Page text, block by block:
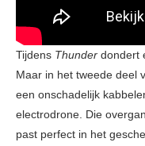
Tijdens Thunder dondert
Maar in het tweede deel
een onschadelijk
electrodrone. Die
past perfect in het